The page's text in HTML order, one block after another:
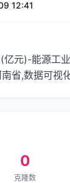
12:41
亿元)-能源工
省,数据可视
0
克隆数